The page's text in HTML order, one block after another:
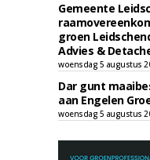
Gemeente
groen
Advies &
woensdag 5 augustus
Dar gunt
aan Engelen
woensdag 5 augustus